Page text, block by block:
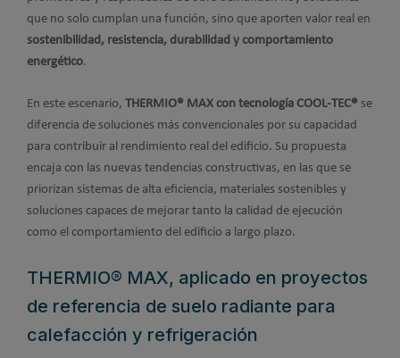
que no solo cumplan una función, sino que aporten valor real en
sostenibilidad, resistencia, durabilidad y comportamiento
energético.
En este escenario, THERMIO® MAX con tecnología COOL-TEC® se
diferencia de soluciones más convencionales por su capacidad
para contribuir al rendimiento real del edificio. Su propuesta
encaja con las nuevas tendencias constructivas, en las que se
priorizan sistemas de alta eficiencia, materiales sostenibles y
soluciones capaces de mejorar tanto la calidad de ejecución
como el comportamiento del edificio a largo plazo.
THERMIO® MAX, aplicado en proyectos
de referencia de suelo radiante para
calefacción y refrigeración